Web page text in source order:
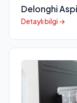
Delonghi
Detaylı bilgi →